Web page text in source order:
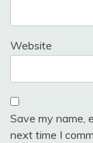
Website
Save my name,
next time I